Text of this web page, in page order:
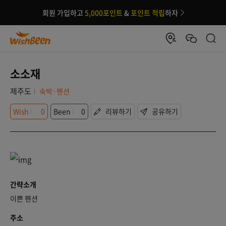
회원 가입하고 5,000포인트 &포인트 적립하자
소소재
제주도
숙박·펜션
Wish
0 Been 0 리뷰하기 공유하기
간략소개
이쁜 펜션
주소